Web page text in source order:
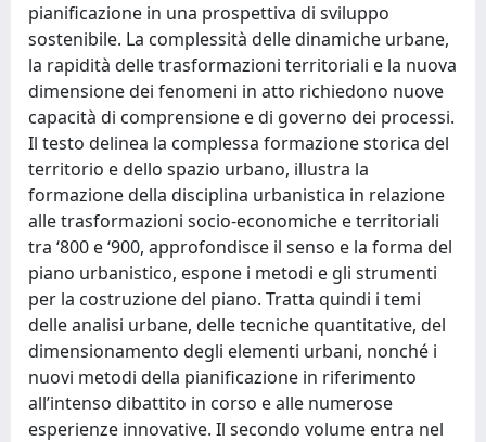
pianificazione in una prospettiva di sviluppo
sostenibile. La complessità delle dinamiche urbane,
la rapidità delle trasformazioni territoriali e la nuova
dimensione dei fenomeni in atto richiedono nuove
capacità di comprensione e di governo dei processi.
Il testo delinea la complessa formazione storica del
territorio e dello spazio urbano, illustra la
formazione della disciplina urbanistica in relazione
alle trasformazioni socio-economiche e territoriali
tra ‘800 e ‘900, approfondisce il senso e la forma del
piano urbanistico, espone i metodi e gli strumenti
per la costruzione del piano. Tratta quindi i temi
delle analisi urbane, delle tecniche quantitative, del
dimensionamento degli elementi urbani, nonché i
nuovi metodi della pianificazione in riferimento
all’intenso dibattito in corso e alle numerose
esperienze innovative. Il secondo volume entra nel